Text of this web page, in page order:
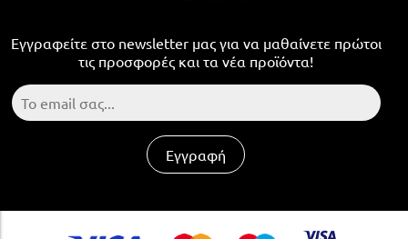
Εγγραφείτε στο newsletter μας για να μαθαίνετε πρώτοι
τις προσφορές και τα νέα προϊόντα!
Εγγραφή